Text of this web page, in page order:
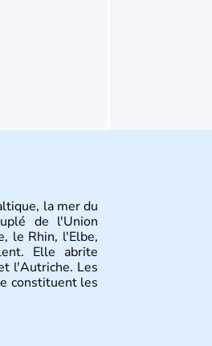
la mer du
de l'Union
le Rhin, l'Elbe,
Elle abrite
l'Autriche. Les
constituent les